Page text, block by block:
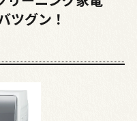
ツグン！